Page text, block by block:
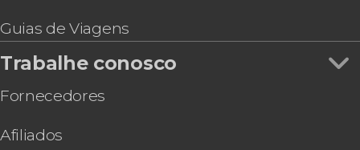
Guias de Viagens
Trabalhe conosco
Fornecedores
Afiliados